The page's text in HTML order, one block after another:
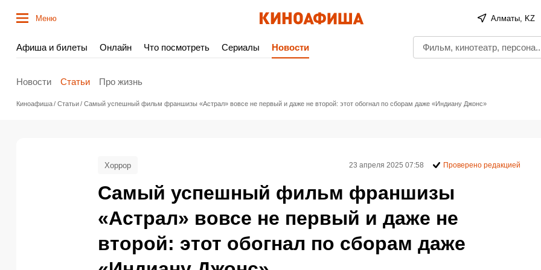
Меню Алматы, KZ
Афиша и билеты Онлайн Что посмотреть Сериалы Новости
Новости Статьи Про жизнь
Киноафиша Статьи Самый успешный фильм франшизы «Астрал» вовсе не первый и даже не второй: этот обогнал по сборам даже «Индиану Джонс»
Самый успешный фильм франшизы
«Астрал» вовсе не первый и даже не
второй: этот обогнал по сборам даже
Хоррор 23 апреля 2025 07:58 Проверено редакцией